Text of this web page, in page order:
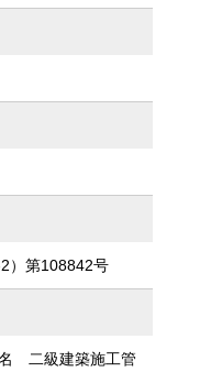
）第108842号
二級建築施工管